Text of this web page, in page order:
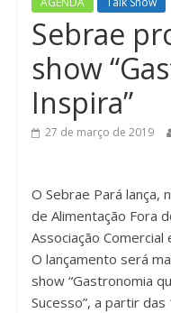
Sebrae
show
Inspira”
27 de março de 2019
O Sebrae Pará
de Alimentação Fora
Associação Comercial
O lançamento será
show “Gastronomia
Sucesso”, a partir das